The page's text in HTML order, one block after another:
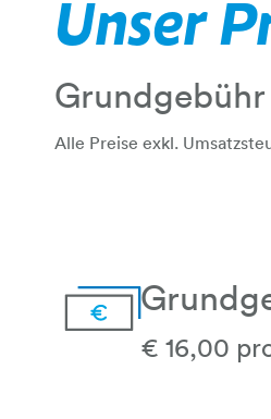
Unser
Alle Preise exkl.
€ 16,00